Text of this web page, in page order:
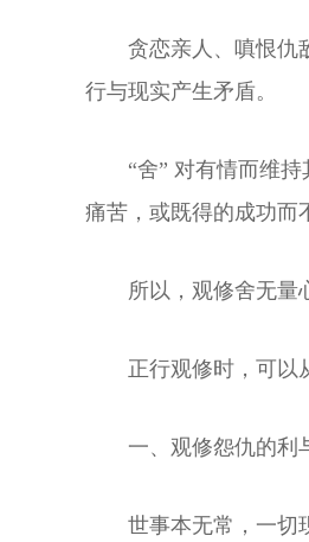
贪恋亲人、嗔恨仇
行与现实产生矛盾。
“舍” 对有情而维
痛苦，或既得的成功而
所以，观修舍无量
正行观修时，可以
一、观修怨仇的利
世事本无常，一切